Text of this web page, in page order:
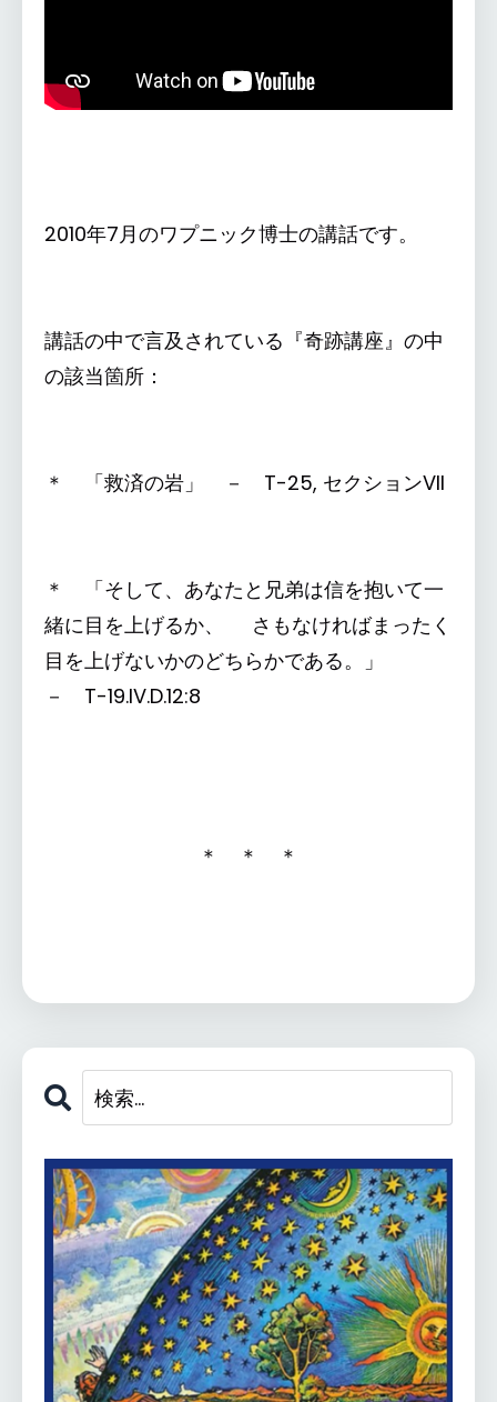
2010年7月のワプニック博士の講話です。
講話の中で言及されている『奇跡講座』の中
の該当箇所：
＊ 「救済の岩」 － T-25, セクションVII
＊ 「そして、あなたと兄弟は信を抱いて一
緒に目を上げるか、 さもなければまったく
目を上げないかのどちらかである。」
－ T-19.IV.D.12:8
＊ ＊ ＊